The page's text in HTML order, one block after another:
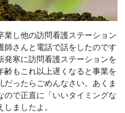
業し他の訪問看護ステーション
師さんと電話で話をしたのです
発寒に訪問看護ステーションを
齢もこれ以上遅くなると事業を
ったらごめんなさい。あくま
ので正直に「いいタイミングな
ましたよ。